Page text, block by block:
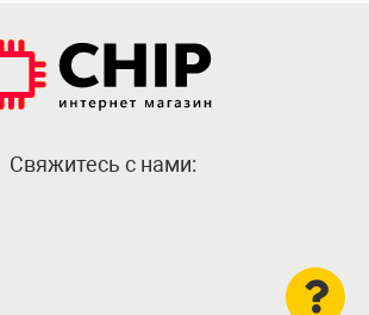
Cвяжитесь с нами: